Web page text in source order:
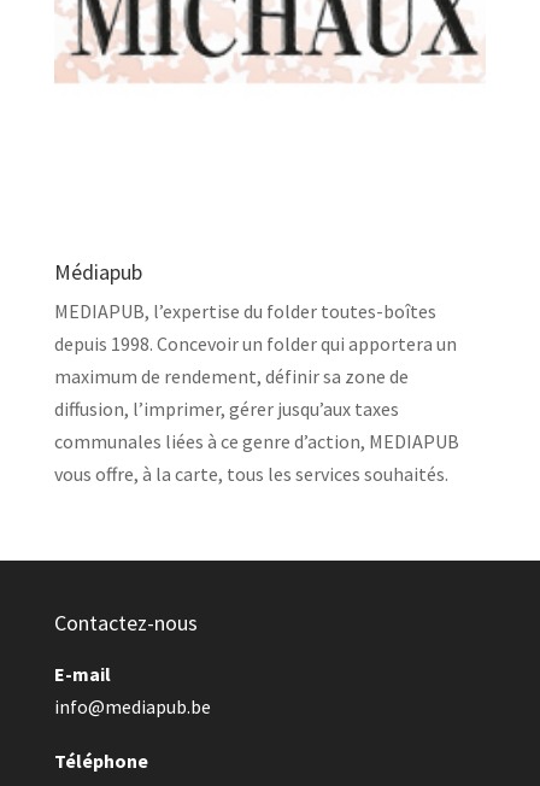
Médiapub
MEDIAPUB, l’expertise du folder toutes-boîtes
depuis 1998. Concevoir un folder qui apportera un
maximum de rendement, définir sa zone de
diffusion, l’imprimer, gérer jusqu’aux taxes
communales liées à ce genre d’action, MEDIAPUB
vous offre, à la carte, tous les services souhaités.
Contactez-nous
E-mail
info@mediapub.be
Téléphone